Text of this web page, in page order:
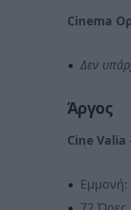
Cinema
Δεν
Άργος
Cine Valia